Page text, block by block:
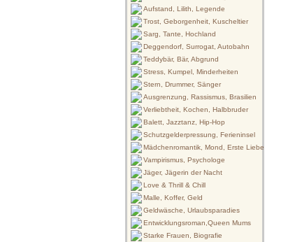
Aufstand, Lilith, Legende
Trost, Geborgenheit, Kuscheltier
Sarg, Tante, Hochland
Deggendorf, Surrogat, Autobahn
Teddybär, Bär, Abgrund
Stress, Kumpel, Minderheiten
Stern, Drummer, Sänger
Ausgrenzung, Rassismus, Brasilien
Verliebtheit, Kochen, Halbbruder
Balett, Jazztanz, Hip-Hop
Schutzgelderpressung, Ferieninsel
Mädchenromantik, Mond, Erste Liebe
Vampirismus, Psychologe
Jäger, Jägerin der Nacht
Love & Thrill & Chill
Malle, Koffer, Geld
Geldwäsche, Urlaubsparadies
Entwicklungsroman,Queen Mums
Starke Frauen, Biografie